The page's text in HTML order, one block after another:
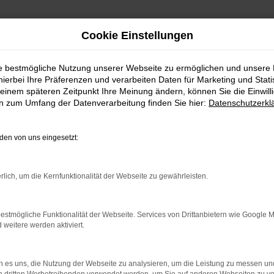
mit Lieferservice nach Hannover
Lieferservice nach Hannover
würden wir Ihnen guten Gewissens einen Tesla Model Y
Sie ein durch und durch hochwertiges und langlebiges
Tesla Model Y Gebrauchtwagen entwickelt. Die Fahrzeuge
Hinzu kommt, dass die Ausstattung bereits bei früheren
Cookie Einstellungen
bestmögliche Nutzung unserer Webseite zu ermöglichen und unsere
Ihre Präferenzen und verarbeiten Daten für Marketing und
späteren Zeitpunkt Ihre Meinung ändern, können Sie die
zum Umfang der Datenverarbeitung finden Sie hier:
von uns eingesetzt:
um die Kernfunktionalität der Webseite zu gewährleisten.
Funktionalität der Webseite. Services von Drittanbietern wie Google
weitere werden aktiviert.
es uns, die Nutzung der Webseite zu analysieren, um die Leistung zu messen